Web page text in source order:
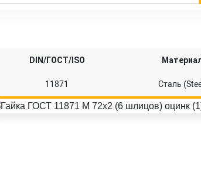
DIN/ГОСТ/ISO
11871 Сталь